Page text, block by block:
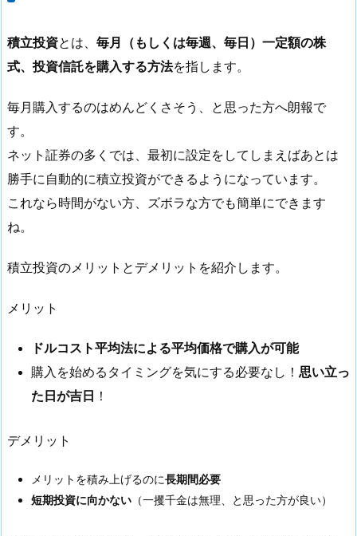
積立投資とは、 毎月（もしくは毎週、毎日）一定額の株
式、投資信託を購入する方法を指します。
毎月購入するのはめんどくさそう、と思った方へ朗報で
す。
ネット証券の多くでは、最初に設定をしてしまえばあとは
勝手に自動的に積立投資ができるようになっています。
これなら時間がない方、ズボラな方でも簡単にできます
ね。
積立投資のメリットとデメリットを紹介します。
メリット
ドルコスト平均法による平均価格で購入が可能
購入を始めるタイミングを気にする必要なし！ 思い立っ
た日が吉日 ！
デメリット
メリットを積み上げるのに長期間必要
短期投資に向かない （一攫千金は無理、と思った方が良い）